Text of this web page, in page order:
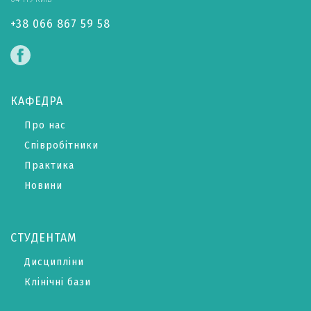
+38 066 867 59 58
КАФЕДРА
Про нас
Співробітники
Практика
Новини
СТУДЕНТАМ
Дисципліни
Клінічні бази